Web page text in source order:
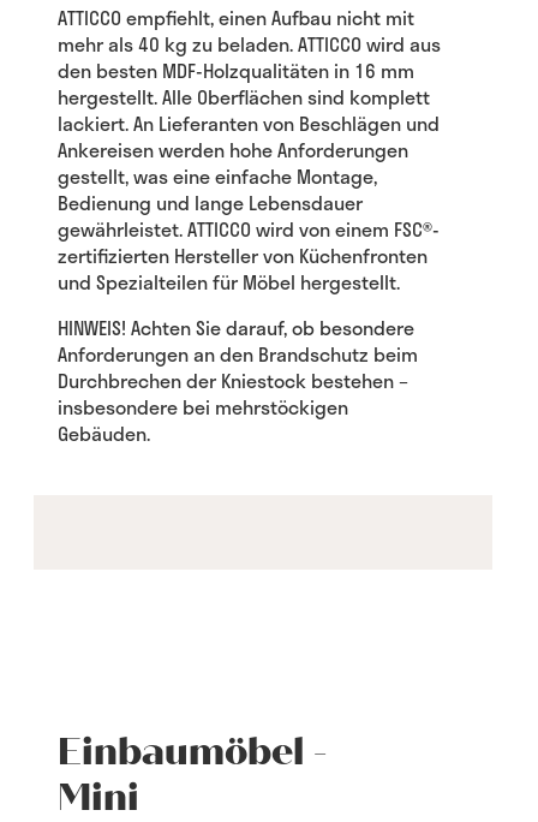
ATTICCO empfiehlt, einen Aufbau nicht mit
mehr als 40 kg zu beladen. ATTICCO wird aus
den besten MDF-Holzqualitäten in 16 mm
hergestellt. Alle Oberflächen sind komplett
lackiert. An Lieferanten von Beschlägen und
Ankereisen werden hohe Anforderungen
gestellt, was eine einfache Montage,
Bedienung und lange Lebensdauer
gewährleistet. ATTICCO wird von einem FSC®-
zertifizierten Hersteller von Küchenfronten
und Spezialteilen für Möbel hergestellt.
HINWEIS! Achten Sie darauf, ob besondere
Anforderungen an den Brandschutz beim
Durchbrechen der Kniestock bestehen –
insbesondere bei mehrstöckigen
Gebäuden.
Einbaumöbel -
Mini